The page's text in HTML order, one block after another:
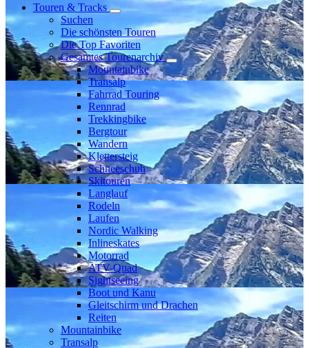
Touren & Tracks
Suchen
Die schönsten Touren
Die Top Favoriten
Gesamtes Tourenarchiv
Mountainbike
Transalp
Fahrrad Touring
Rennrad
Trekkingbike
Bergtour
Wandern
Klettersteig
Schneeschuh
Skitouren
Langlauf
Rodeln
Laufen
Nordic Walking
Inlineskates
Motorrad
ATV-Quad
Sightseeing
Boot und Kanu
Gleitschirm und Drachen
Reiten
Mountainbike
Transalp